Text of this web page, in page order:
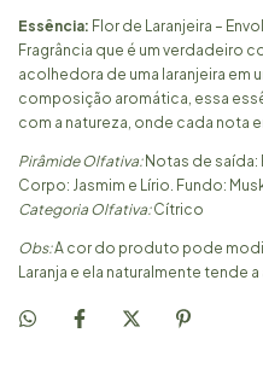
Essência: Flor de Laranjeira –
Fragrância que é um verdadeiro
acolhedora de uma laranjeira em
composição aromática, essa
com a natureza, onde cada nota
Pirâmide Olfativa:Notas de saída:
Corpo: Jasmim e Lírio. Fundo:
Categoria Olfativa:​Cítrico
Obs:A cor do produto pode
Laranja e ela naturalmente tende a